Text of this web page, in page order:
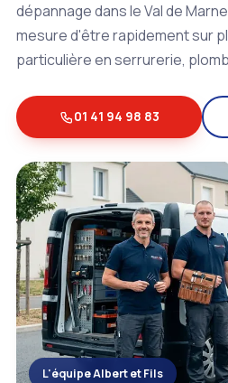
dépannage dans le Val de
mesure d'être rapidement sur
particulière en serrurerie,
01 41 94 98 83
L'équipe Albert et Fils